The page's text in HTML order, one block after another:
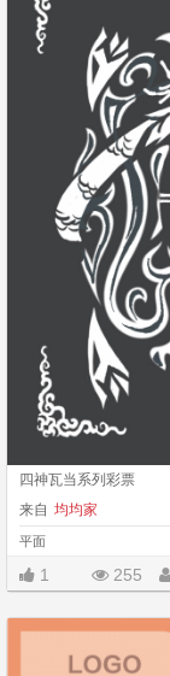
四神瓦当系列彩票
来自 均均家
平面
1 255